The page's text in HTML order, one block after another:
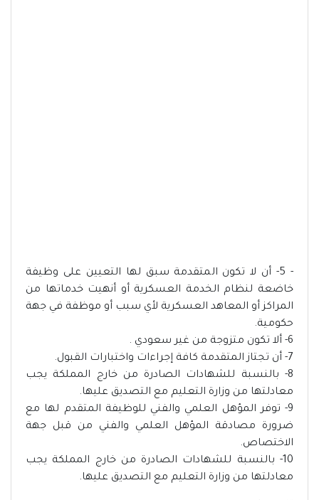
- 5- أن لا تكون المتقدمة سبق لها التعيين على وظيفة
خاضعة لنظام الخدمة العسكرية أو أنهيت خدماتها من
المراكز أو المعاهد العسكرية لأي سبب أو موظفة في جهة
حكومية.
6- ألا تكون متزوجة من غير سعودي .
7- أن تجتاز المتقدمة كافة إجراءات واختبارات القبول.
8- بالنسبة للشهادات الصادرة من خارج المملكة يجب
معادلتها من وزارة التعليم مع التصديق عليها.
9- توفر المؤهل العلمي والفني للوظيفة المتقدم لها مع
ضرورة مصادقة المؤهل العلمي والفني من قبل جهة
الاختصاص.
10- بالنسبة للشهادات الصادرة من خارج المملكة يجب
معادلتها من وزارة التعليم مع التصديق عليها.